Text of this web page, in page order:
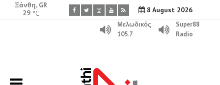
8 August 2026
Ξάνθη, GR
29 °C
Μελωδικός
105.7
Super88
Radio